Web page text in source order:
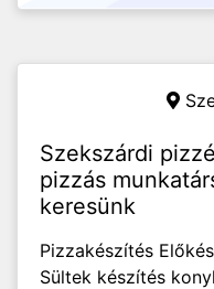
Szekszárdi
pizzás
keresünk
Pizzakészítés
Sültek készítés